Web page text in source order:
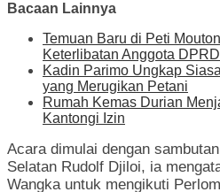
Bacaan Lainnya
Temuan Baru di Peti
Keterlibatan Anggota
Kadin Parimo Ungkap
yang Merugikan Petani
Rumah Kemas Durian
Kantongi Izin
Acara dimulai dengan
Selatan Rudolf Djiloi, ia
Wangka untuk mengikuti